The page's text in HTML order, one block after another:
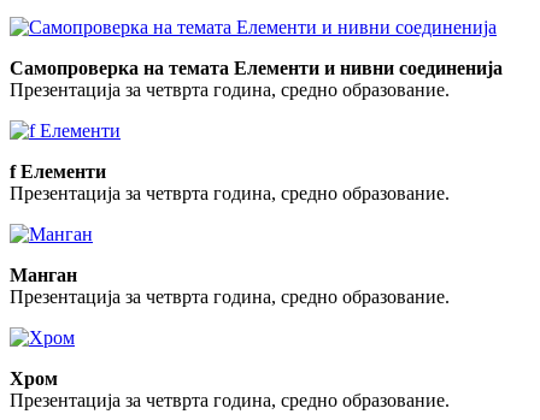
Самопроверка на темата Елементи и нивни соединенија
Презентација за четврта година, средно образование.
f Елементи
Презентација за четврта година, средно образование.
Манган
Презентација за четврта година, средно образование.
Хром
Презентација за четврта година, средно образование.